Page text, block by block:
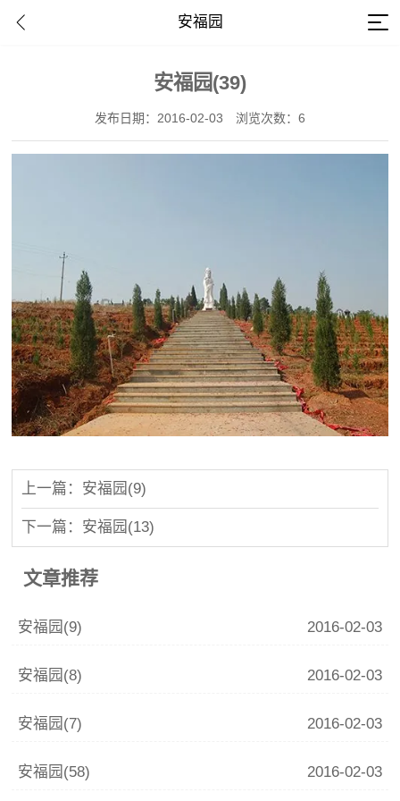
安福园
安福园(39)
发布日期：2016-02-03 浏览次数：6
上一篇：安福园(9)
下一篇：安福园(13)
文章推荐
安福园(9) 2016-02-03
安福园(8) 2016-02-03
安福园(7) 2016-02-03
安福园(58) 2016-02-03